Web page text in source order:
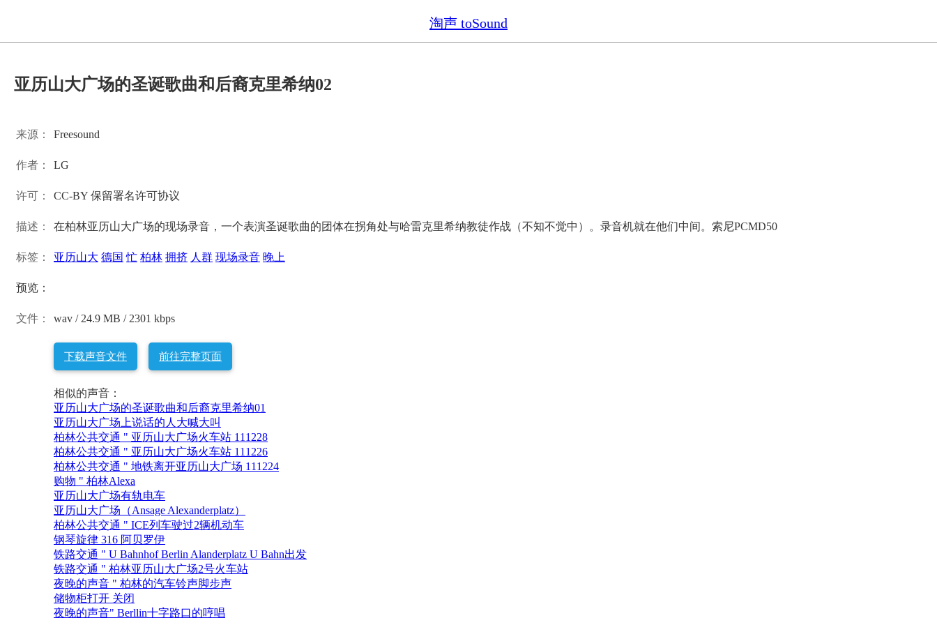
淘声 toSound
亚历山大广场的圣诞歌曲和后裔克里希纳02
来源： Freesound
作者： LG
许可： CC-BY 保留署名许可协议
描述： 在柏林亚历山大广场的现场录音，一个表演圣诞歌曲的团体在拐角处与哈雷克里希纳教徒作战（不知不觉中）。录音机就在他们中间。索尼PCMD50
标签： 亚历山大 德国 忙 柏林 拥挤 人群 现场录音 晚上
预览：
文件： wav / 24.9 MB / 2301 kbps
下载声音文件 前往完整页面
相似的声音：
亚历山大广场的圣诞歌曲和后裔克里希纳01
亚历山大广场上说话的人大喊大叫
柏林公共交通 " 亚历山大广场火车站 111228
柏林公共交通 " 亚历山大广场火车站 111226
柏林公共交通 " 地铁离开亚历山大广场 111224
购物 " 柏林Alexa
亚历山大广场有轨电车
亚历山大广场（Ansage Alexanderplatz）
柏林公共交通 " ICE列车驶过2辆机动车
钢琴旋律 316 阿贝罗伊
铁路交通 " U Bahnhof Berlin Alanderplatz U Bahn出发
铁路交通 " 柏林亚历山大广场2号火车站
夜晚的声音 " 柏林的汽车铃声脚步声
储物柜打开 关闭
夜晚的声音" Berllin十字路口的哼唱